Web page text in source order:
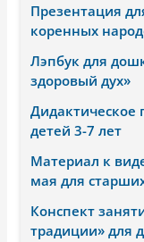
Презентация
коренных
Лэпбук для
здоровый дух»
Дидактическое
детей 3-7 лет
Материал к
мая для
Конспект
традиции» для